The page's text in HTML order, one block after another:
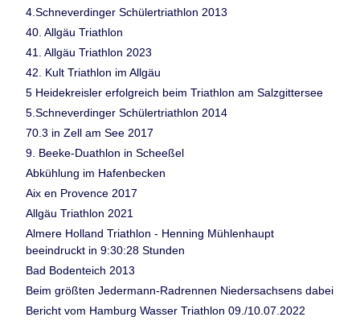
4.Schneverdinger Schülertriathlon 2013
40. Allgäu Triathlon
41. Allgäu Triathlon 2023
42. Kult Triathlon im Allgäu
5 Heidekreisler erfolgreich beim Triathlon am Salzgittersee
5.Schneverdinger Schülertriathlon 2014
70.3 in Zell am See 2017
9. Beeke-Duathlon in Scheeßel
Abkühlung im Hafenbecken
Aix en Provence 2017
Allgäu Triathlon 2021
Almere Holland Triathlon - Henning Mühlenhaupt
beeindruckt in 9:30:28 Stunden
Bad Bodenteich 2013
Beim größten Jedermann-Radrennen Niedersachsens dabei
Bericht vom Hamburg Wasser Triathlon 09./10.07.2022